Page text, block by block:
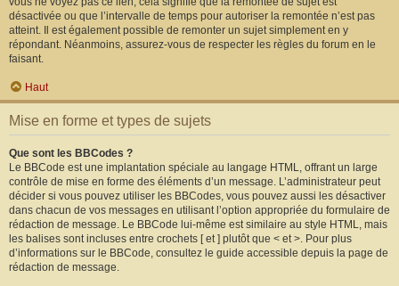
désactivée ou que l’intervalle de temps pour autoriser la remontée n’est pas
atteint. Il est également possible de remonter un sujet simplement en y
répondant. Néanmoins, assurez-vous de respecter les règles du forum en le
faisant.
Haut
Mise en forme et types de sujets
Que sont les BBCodes ?
Le BBCode est une implantation spéciale au langage HTML, offrant un large
contrôle de mise en forme des éléments d’un message. L’administrateur peut
décider si vous pouvez utiliser les BBCodes, vous pouvez aussi les désactiver
dans chacun de vos messages en utilisant l’option appropriée du formulaire de
rédaction de message. Le BBCode lui-même est similaire au style HTML, mais
les balises sont incluses entre crochets [ et ] plutôt que < et >. Pour plus
d’informations sur le BBCode, consultez le guide accessible depuis la page de
rédaction de message.